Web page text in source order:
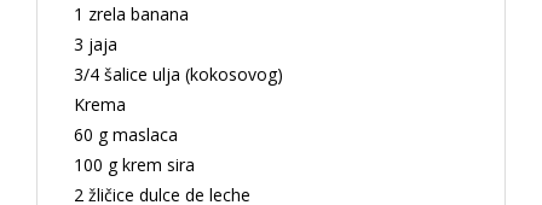
1 zrela banana
3 jaja
3/4 šalice ulja (kokosovog)
Krema
60 g maslaca
100 g krem sira
2 žličice dulce de leche